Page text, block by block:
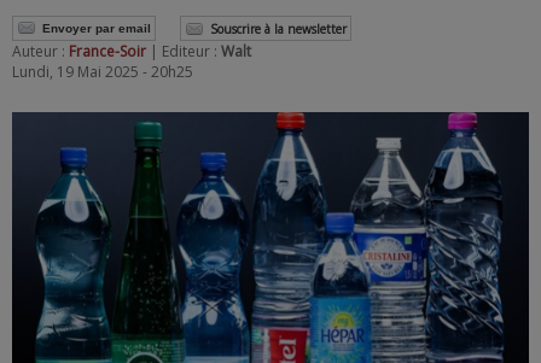
Envoyer par email Souscrire à la newsletter
Auteur : France-Soir | Editeur : Walt
Lundi, 19 Mai 2025 - 20h25